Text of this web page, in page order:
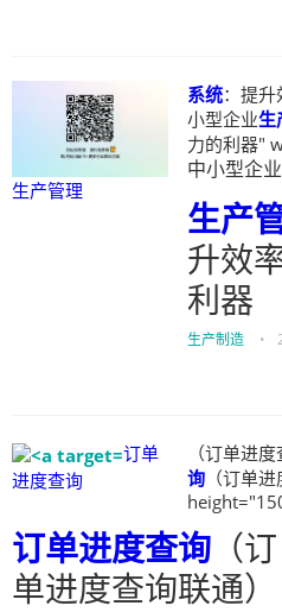
生产管理
系统：提
小型企业生
力的利器"
中小型企业
生产
升效
利器
生产制造 •
订单
进度查询
（订单进
询 （订单
订单进度查询 （订
单进度查询联通）